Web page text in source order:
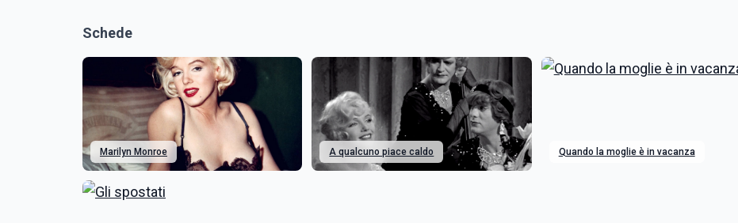
Schede
Marilyn Monroe A qualcuno piace caldo Quando la moglie è in vacanza